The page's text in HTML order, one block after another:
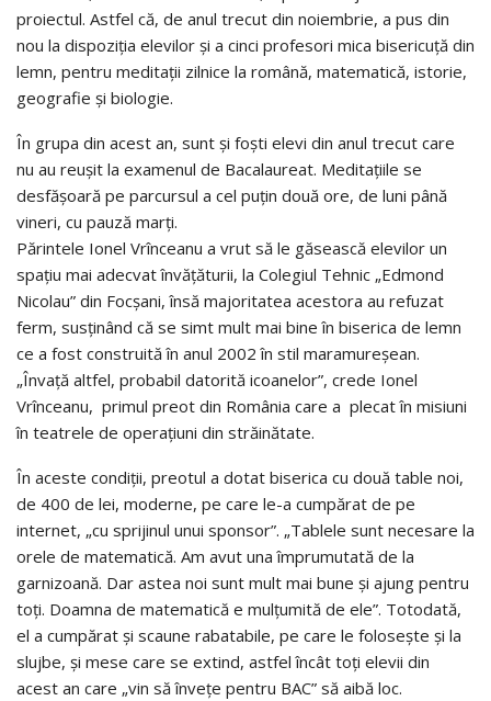
proiectul. Astfel că, de anul trecut din noiembrie, a pus din
nou la dispoziţia elevilor şi a cinci profesori mica bisericuţă din
lemn, pentru meditaţii zilnice la română, matematică, istorie,
geografie şi biologie.
În grupa din acest an, sunt şi foşti elevi din anul trecut care
nu au reuşit la examenul de Bacalaureat. Meditaţiile se
desfăşoară pe parcursul a cel puţin două ore, de luni până
vineri, cu pauză marţi.
Părintele Ionel Vrînceanu a vrut să le găsească elevilor un
spaţiu mai adecvat învăţăturii, la Colegiul Tehnic „Edmond
Nicolau” din Focşani, însă majoritatea acestora au refuzat
ferm, susţinând că se simt mult mai bine în biserica de lemn
ce a fost construită în anul 2002 în stil maramureşean.
„Învaţă altfel, probabil datorită icoanelor”, crede Ionel
Vrînceanu, primul preot din România care a plecat în misiuni
în teatrele de operaţiuni din străinătate.
În aceste condiţii, preotul a dotat biserica cu două table noi,
de 400 de lei, moderne, pe care le-a cumpărat de pe
internet, „cu sprijinul unui sponsor”. „Tablele sunt necesare la
orele de matematică. Am avut una împrumutată de la
garnizoană. Dar astea noi sunt mult mai bune şi ajung pentru
toţi. Doamna de matematică e mulţumită de ele”. Totodată,
el a cumpărat şi scaune rabatabile, pe care le foloseşte şi la
slujbe, şi mese care se extind, astfel încât toţi elevii din
acest an care „vin să înveţe pentru BAC” să aibă loc.